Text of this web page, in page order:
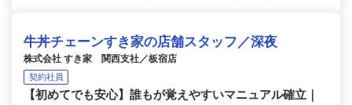
牛丼チェーンすき家の店舗スタッフ／深夜
株式会社 すき家 関西支社／板宿店
契約社員
【初めてでも安心】誰もが覚えやすいマニュアル確立｜